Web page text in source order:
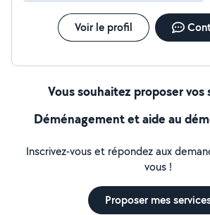
Voir le profil
Vous souhaitez proposer vos
Déménagement et aide au
Inscrivez-vous et répondez aux
vous !
Proposer mes